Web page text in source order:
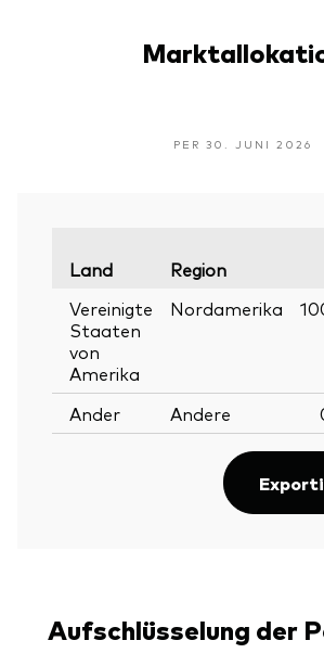
PER 30. JUNI 2026
Land Region
Vereinigte
Staaten
von
Amerika
Nordamerika
Ander Andere
Aufschlüsselung der